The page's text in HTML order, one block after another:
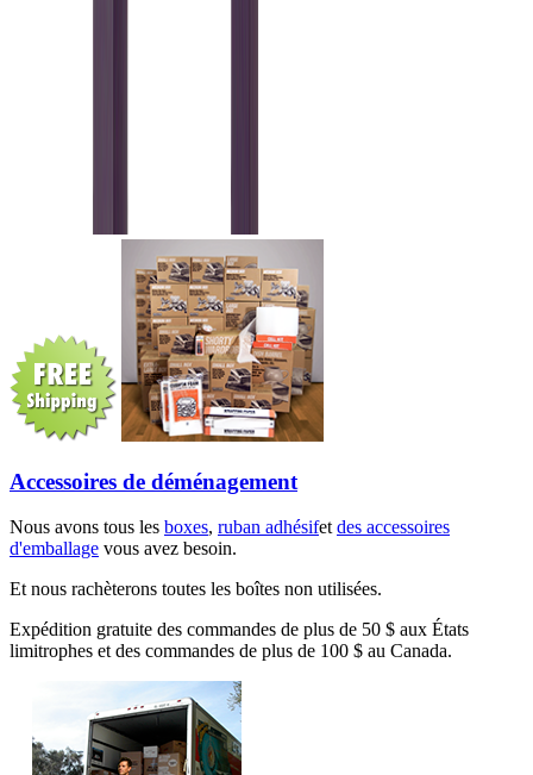
Accessoires de déménagement
Nous avons tous les boxes, ruban adhésifetdes accessoires
d'emballage vous avez besoin.
Et nous rachèterons toutes les boîtes non utilisées.
Expédition gratuite des commandes de plus de 50 $ aux États
limitrophes et des commandes de plus de 100 $ au Canada.